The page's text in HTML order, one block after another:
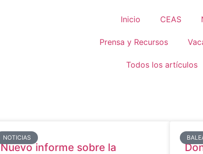
Inicio CEAS
Prensa y Recursos
Todos los artículos
NOTICIAS
Nuevo informe sobre la